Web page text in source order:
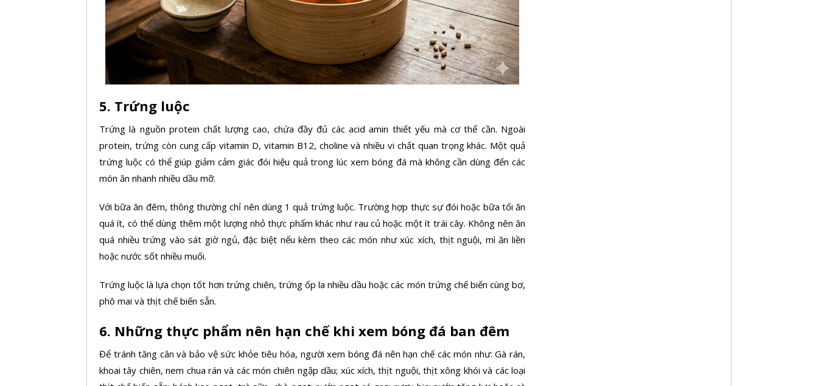
5. Trứng luộc
Trứng là nguồn protein chất lượng cao, chứa đầy đủ các acid amin thiết yếu mà cơ thể cần. Ngoài
protein, trứng còn cung cấp vitamin D, vitamin B12, choline và nhiều vi chất quan trọng khác. Một quả
trứng luộc có thể giúp giảm cảm giác đói hiệu quả trong lúc xem bóng đá mà không cần dùng đến các
món ăn nhanh nhiều dầu mỡ.
Với bữa ăn đêm, thông thường chỉ nên dùng 1 quả trứng luộc. Trường hợp thực sự đói hoặc bữa tối ăn
quá ít, có thể dùng thêm một lượng nhỏ thực phẩm khác như rau củ hoặc một ít trái cây. Không nên ăn
quá nhiều trứng vào sát giờ ngủ, đặc biệt nếu kèm theo các món như xúc xích, thịt nguội, mì ăn liền
hoặc nước sốt nhiều muối.
Trứng luộc là lựa chọn tốt hơn trứng chiên, trứng ốp la nhiều dầu hoặc các món trứng chế biến cùng bơ,
phô mai và thịt chế biến sẵn.
6. Những thực phẩm nên hạn chế khi xem bóng đá ban đêm
Để tránh tăng cân và bảo vệ sức khỏe tiêu hóa, người xem bóng đá nên hạn chế các món như: Gà rán,
khoai tây chiên, nem chua rán và các món chiên ngập dầu; xúc xích, thịt nguội, thịt xông khói và các loại